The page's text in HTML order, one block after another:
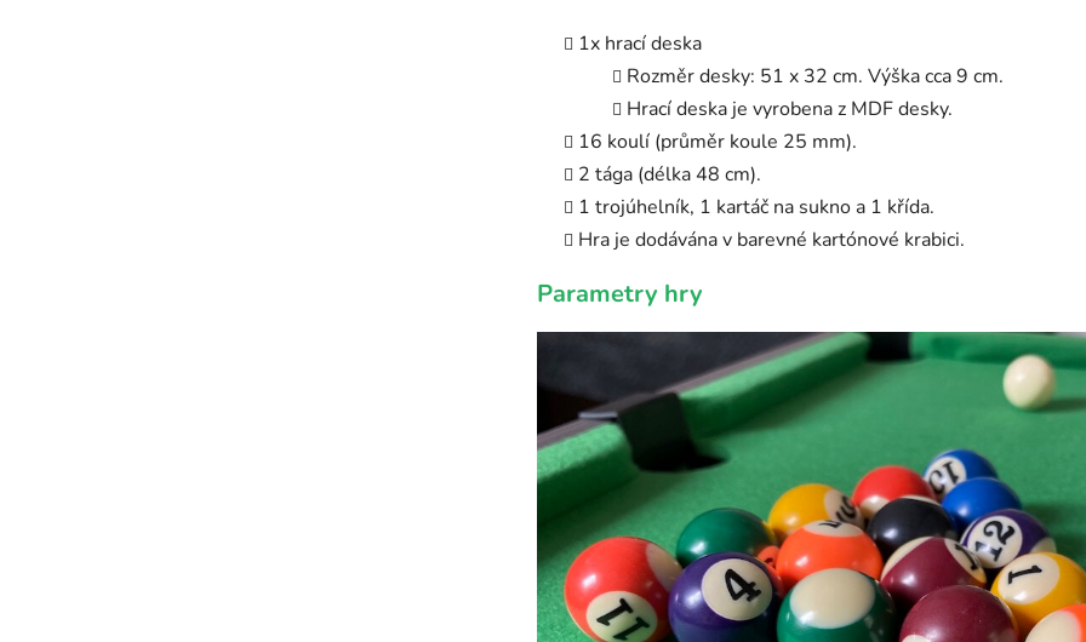
1x hrací deska
Rozměr desky: 51 x 32 cm. Výška cca 9 cm.
Hrací deska je vyrobena z MDF desky.
16 koulí (průměr koule 25 mm).
2 tága (délka 48 cm).
1 trojúhelník, 1 kartáč na sukno a 1 křída.
Hra je dodávána v barevné kartónové krabici.
Parametry hry